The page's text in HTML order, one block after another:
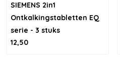
SIEMENS 2in1
Ontkalkingstabletten EQ
serie - 3 stuks
12,50